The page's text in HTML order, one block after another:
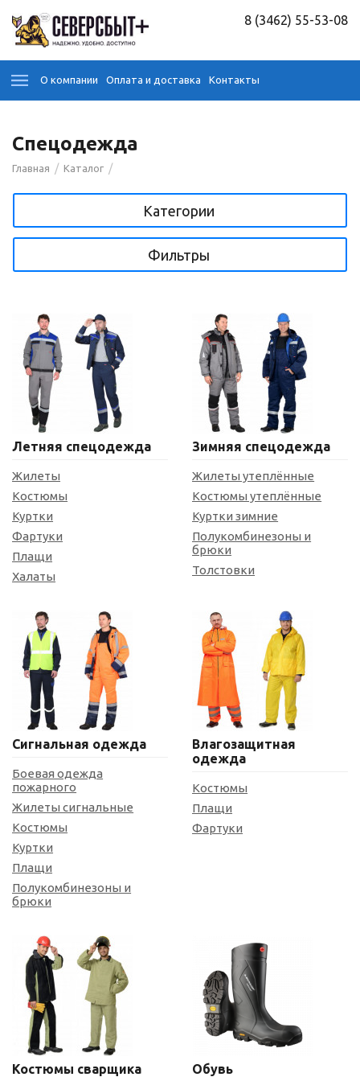
8 (3462) 55-53-08
О компании Оплата и доставка Контакты
Спецодежда
Главная / Каталог /
Категории
Фильтры
Летняя спецодежда
Жилеты
Костюмы
Куртки
Фартуки
Плащи
Халаты
Зимняя спецодежда
Жилеты утеплённые
Костюмы утеплённые
Куртки зимние
Полукомбинезоны и
брюки
Толстовки
Сигнальная одежда
Боевая одежда
пожарного
Жилеты сигнальные
Костюмы
Куртки
Плащи
Полукомбинезоны и
брюки
Влагозащитная
одежда
Костюмы
Плащи
Фартуки
Костюмы сварщика Обувь